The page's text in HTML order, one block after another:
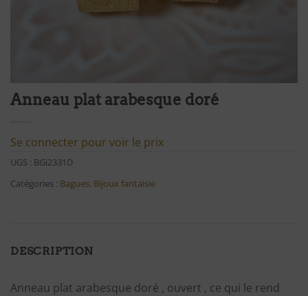
Anneau plat arabesque doré
Se connecter pour voir le prix
UGS : BGi2331D
Catégories : Bagues, Bijoux fantaisie
DESCRIPTION
Anneau plat arabesque doré , ouvert , ce qui le rend